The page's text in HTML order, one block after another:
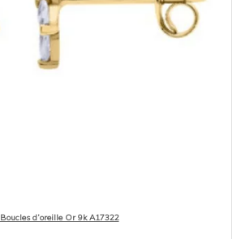
Boucles d’oreille Or 9k A17322